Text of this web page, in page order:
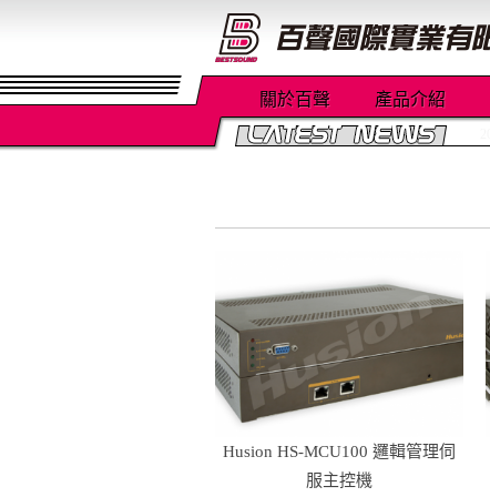
關於百聲 產品介紹
Husion HS-MCU100 邏輯管理伺
服主控機